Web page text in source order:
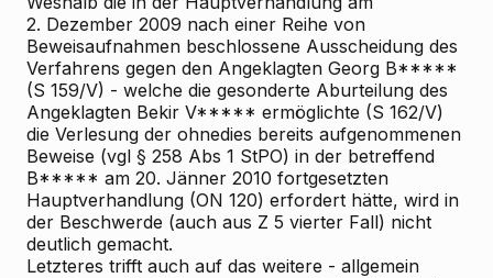
2. Dezember 2009 nach einer Reihe von
Beweisaufnahmen beschlossene Ausscheidung des
Verfahrens gegen den Angeklagten Georg B*****
(S 159/V) - welche die gesonderte Aburteilung des
Angeklagten Bekir V***** ermöglichte (S 162/V)
die Verlesung der ohnedies bereits aufgenommenen
Beweise (vgl § 258 Abs 1 StPO) in der betreffend
B***** am 20. Jänner 2010 fortgesetzten
Hauptverhandlung (ON 120) erfordert hätte, wird in
der Beschwerde (auch aus Z 5 vierter Fall) nicht
deutlich gemacht.
Letzteres trifft auch auf das weitere - allgemein